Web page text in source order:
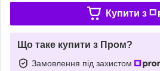
Купити з
Що таке купити з Пром?
Замовлення під захистом